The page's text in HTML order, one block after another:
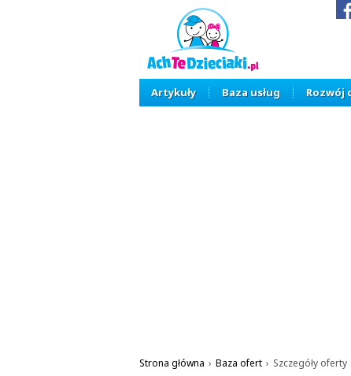
Artykuły Baza usług Rozwój
Strona główna › Baza ofert › Szczegóły oferty